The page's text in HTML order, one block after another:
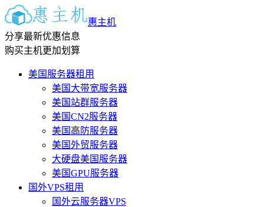
惠主机
分享最新优惠信息
购买主机更加划算
美国服务器租用
美国大带宽服务器
美国站群服务器
美国CN2服务器
美国高防服务器
美国外贸服务器
大硬盘美国服务器
美国GPU服务器
国外VPS租用
国外云服务器VPS